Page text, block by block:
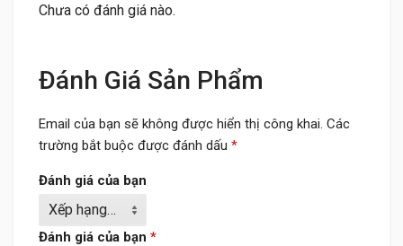
Chưa có đánh giá nào.
Đánh Giá Sản Phẩm
Email của bạn sẽ không được hiển thị công khai. Các
trường bắt buộc được đánh dấu *
Đánh giá của bạn
Đánh giá của bạn *